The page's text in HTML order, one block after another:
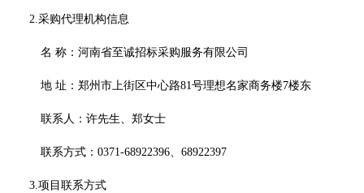
2.采购代理机构信息
名 称： 河南省至诚招标采购服务有限公司
地 址： 郑州市上街区中心路81号理想名家商务楼7楼东
联系人：许先生、郑女士
联系方式： 0371-68922396、68922397
3.项目联系方式